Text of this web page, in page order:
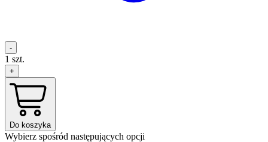
-
1 szt.
+
Do koszyka
Wybierz spośród następujących opcji